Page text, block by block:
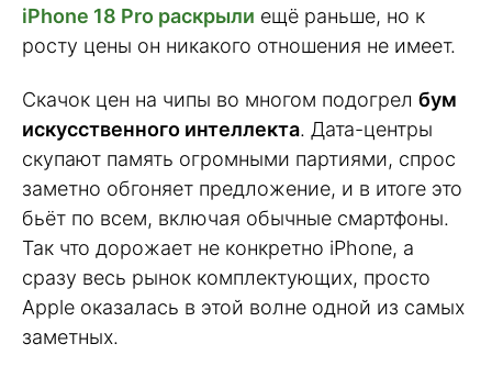
iPhone 18 Pro раскрыли ещё раньше, но к
росту цены он никакого отношения не имеет.
Скачок цен на чипы во многом подогрел бум
искусственного интеллекта. Дата-центры
скупают память огромными партиями, спрос
заметно обгоняет предложение, и в итоге это
бьёт по всем, включая обычные смартфоны.
Так что дорожает не конкретно iPhone, а
сразу весь рынок комплектующих, просто
Apple оказалась в этой волне одной из самых
заметных.